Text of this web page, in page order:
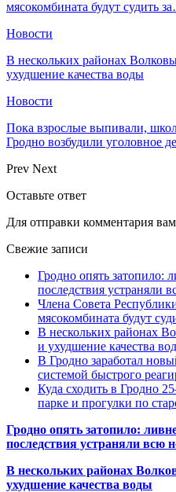
мясокомбината будут судить
Новости
В нескольких районах
ухудшение качества воды
Новости
Пока взрослые выпивали,
Гродно возбудили уголовное
Prev Next
Оставьте ответ
Для отправки комментария
Свежие записи
Гродно опять затопило:
последствия устраняли
Члена Совета
мясокомбината будут
В нескольких районах
и ухудшение качества
В Гродно заработал
системой быстрого
Куда сходить в Гродно
парке и прогулки по
Гродно опять затопило:
последствия устраняли всю
В нескольких районах
ухудшение качества воды